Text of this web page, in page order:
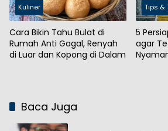
Kuliner
Cara Bikin Tahu Bulat di
Rumah Anti Gagal, Renyah
di Luar dan Kopong di Dalam
Tips &
5
agar
Baca Juga